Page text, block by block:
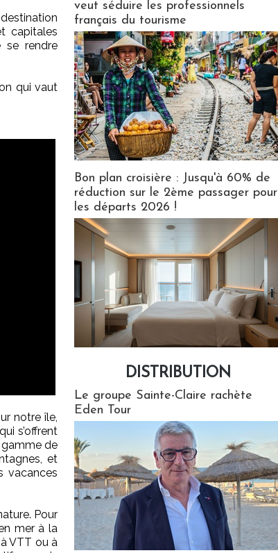
capitales
se rendre
qui vaut
notre île,
s’offrent
de
et
vacances
Pour
mer à la
VTT ou à
veut séduire les professionnels
français du tourisme
Bon plan croisière : Jusqu'à 60% de
réduction sur le 2ème passager pour
les départs 2026 !
DISTRIBUTION
Le groupe Sainte-Claire rachète
Eden Tour